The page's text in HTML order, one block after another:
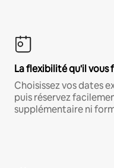
La flexibilité qu'il vous
Choisissez vos dates
puis réservez
supplémentaire ni